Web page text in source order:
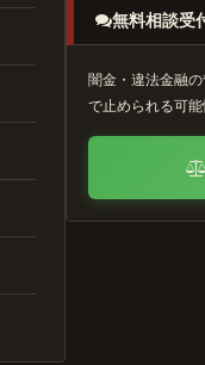
無料相談受
闇金・違法金融
で止められる可能